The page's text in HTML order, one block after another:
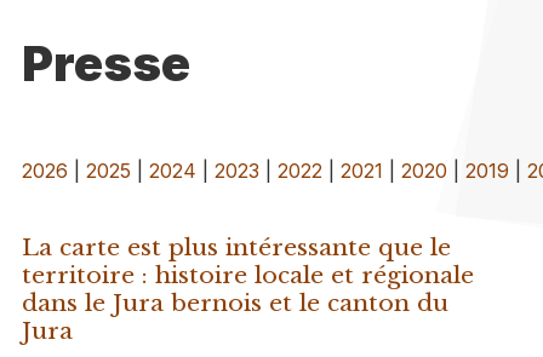
Presse
2026 2025 2024 2023 2022 2021 2020 2019
La carte est plus intéressante que le
territoire : histoire locale et régionale
dans le Jura bernois et le canton du
Jura